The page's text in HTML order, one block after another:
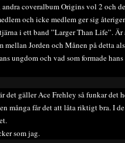
coveralbum Origins vol 2 och
och icke medlem ger sig
i ett band ”Larger Than Life”. Är
Jorden och Månen på detta
ungdom och vad som formade
det gäller Ace Frehley så funkar det
många får det att låta riktigt bra. I
som jag.